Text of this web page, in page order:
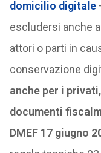
domicilio digitale
escludersi anche
attori o parti in
conservazione
anche per i
documenti
DMEF 17 giugno